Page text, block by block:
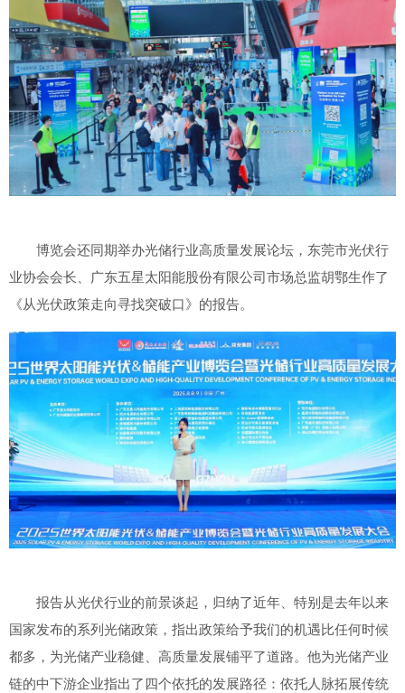
博览会还同期举办光储行业高质量发展论坛，东莞市光伏行
业协会会长、广东五星太阳能股份有限公司市场总监胡鄂生作了
《从光伏政策走向寻找突破口》的报告。
报告从光伏行业的前景谈起，归纳了近年、特别是去年以来
国家发布的系列光储政策，指出政策给予我们的机遇比任何时候
都多，为光储产业稳健、高质量发展铺平了道路。他为光储产业
链的中下游企业指出了四个依托的发展路径：依托人脉拓展传统